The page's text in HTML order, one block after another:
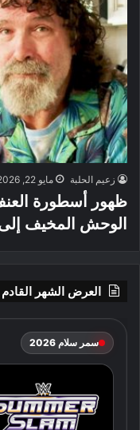
زعيم الحلبة مايو 22, 2026
ظهور أسطورة
الوحش المخيف
العرض الشهر القادم
سمر سلام 2026